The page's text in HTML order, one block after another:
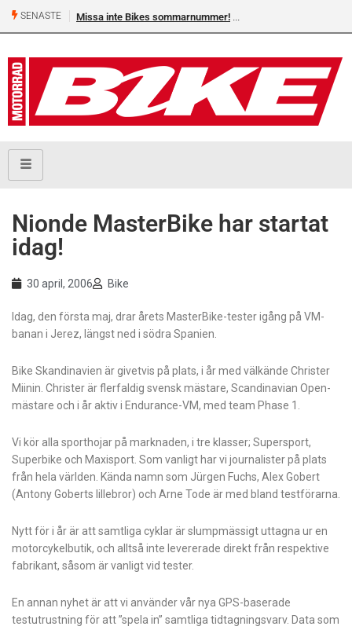
SENASTE Missa inte Bikes sommarnummer!
Nionde MasterBike har startat
idag!
30 april, 2006 Bike
Idag, den första maj, drar årets MasterBike-tester igång på VM-
banan i Jerez, längst ned i södra Spanien.
Bike Skandinavien är givetvis på plats, i år med välkände Christer
Miinin. Christer är flerfaldig svensk mästare, Scandinavian Open-
mästare och i år aktiv i Endurance-VM, med team Phase 1.
Vi kör alla sporthojar på marknaden, i tre klasser; Supersport,
Superbike och Maxisport. Som vanligt har vi journalister på plats
från hela världen. Kända namn som Jürgen Fuchs, Alex Gobert
(Antony Goberts lillebror) och Arne Tode är med bland testförarna.
Nytt för i år är att samtliga cyklar är slumpmässigt uttagna ur en
motorcykelbutik, och alltså inte levererade direkt från respektive
fabrikant, såsom är vanligt vid tester.
En annan nyhet är att vi använder vår nya GPS-baserade
testutrustning för att ”spela in” samtliga tidtagningsvarv. Data som